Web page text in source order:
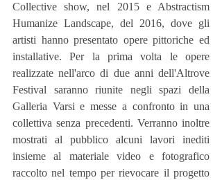
Collective show, nel 2015 e Abstractism
Humanize Landscape, del 2016, dove gli
artisti hanno presentato opere pittoriche ed
installative. Per la prima volta le opere
realizzate nell'arco di due anni dell'Altrove
Festival saranno riunite negli spazi della
Galleria Varsi e messe a confronto in una
collettiva senza precedenti. Verranno inoltre
mostrati al pubblico alcuni lavori inediti
insieme al materiale video e fotografico
raccolto nel tempo per rievocare il progetto